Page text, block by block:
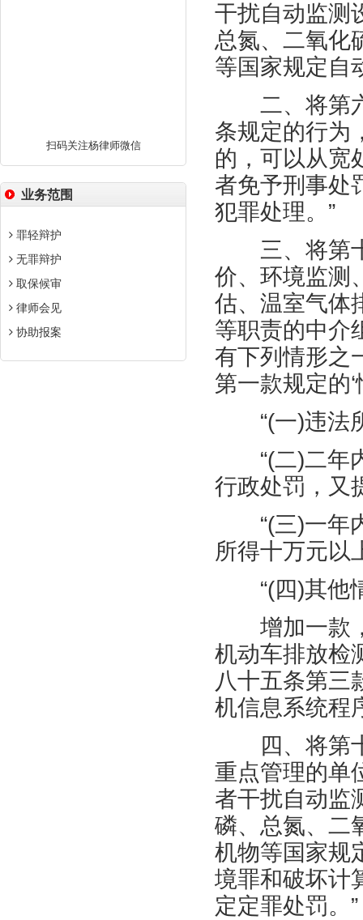
扫码关注杨律师微信
业务范围
罪轻辩护
无罪辩护
取保候审
律师会见
协助报案
干扰自动监测
总氮、二氧化
等国家规定自
二、将第
条规定的行为
的，可以从宽
者免予刑事处
犯罪处理。”
三、将第十
价、环境监测
估、温室气体
等职责的中介
有下列情形之
第一款规定的‘
“(一)违法
“(二)二年
行政处罚，又
“(三)一年
所得十万元以
“(四)其他
增加一款，
机动车排放检
八十五条第三
机信息系统程
四、将第十
重点管理的单
者干扰自动监
磷、总氮、二
机物等国家规
境罪和破坏计
定定罪处罚。”